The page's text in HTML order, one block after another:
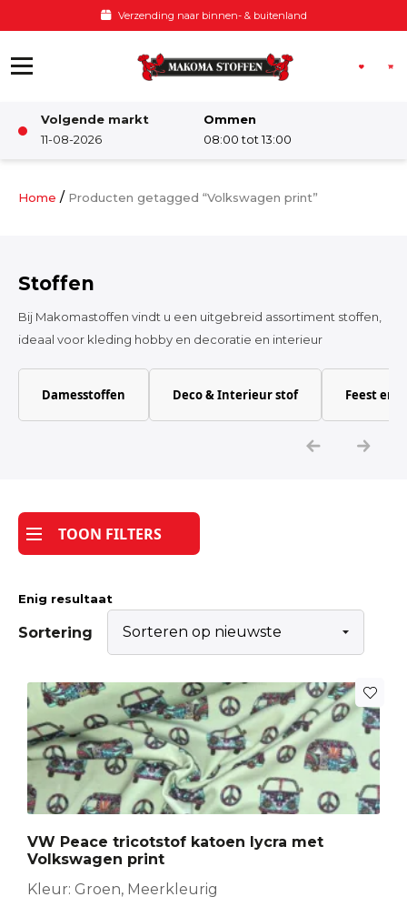
Verzending naar binnen- & buitenland
Volgende markt
11-08-2026
Ommen
08:00 tot 13:00
Damesstoffen
Katoen
Tijdpakker stof
Home / Producten getagged “Volkswagen print”
Stoffen
Bij Makomastoffen vindt u een uitgebreid assortiment stoffen,
ideaal voor kleding hobby en decoratie en interieur
Damesstoffen Deco & Interieur stof Feest en
TOON FILTERS
Enig resultaat
Sortering
VW Peace tricotstof katoen lycra met
Volkswagen print
Kleur: Groen, Meerkleurig